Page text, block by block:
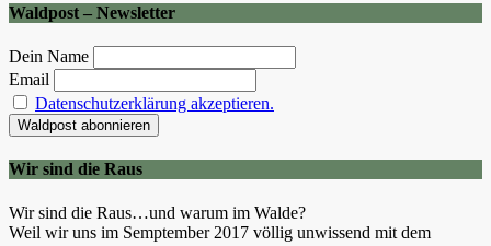
Waldpost – Newsletter
Dein Name
Email
Datenschutzerklärung akzeptieren.
Wir sind die Raus
Wir sind die Raus…und warum im Walde?
Weil wir uns im Semptember 2017 völlig unwissend mit dem